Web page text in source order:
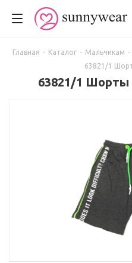
Главная - Каталог - Мальчикам -
63821/1
63821/1 Шорты